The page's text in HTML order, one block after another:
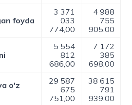
foyda
3 371
033
774,00
4 988
755
905,00
5 554
812
686,00
7 172
385
698,00
o'z
29 587
675
751,00
38 615
791
939,00